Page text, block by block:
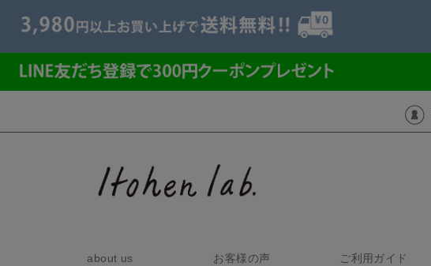
about us お客様の声 ご利用ガイド